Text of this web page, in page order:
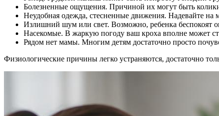
Болезненные ощущения. Причиной их могут быть
Неудобная одежда, стесненные движения. Надевайте
Излишний шум или свет. Возможно, ребенка беспокоят
Насекомые. В жаркую погоду ваш кроха вполне может
Рядом нет мамы. Многим детям достаточно просто
Физиологические причины легко устраняются, достаточно